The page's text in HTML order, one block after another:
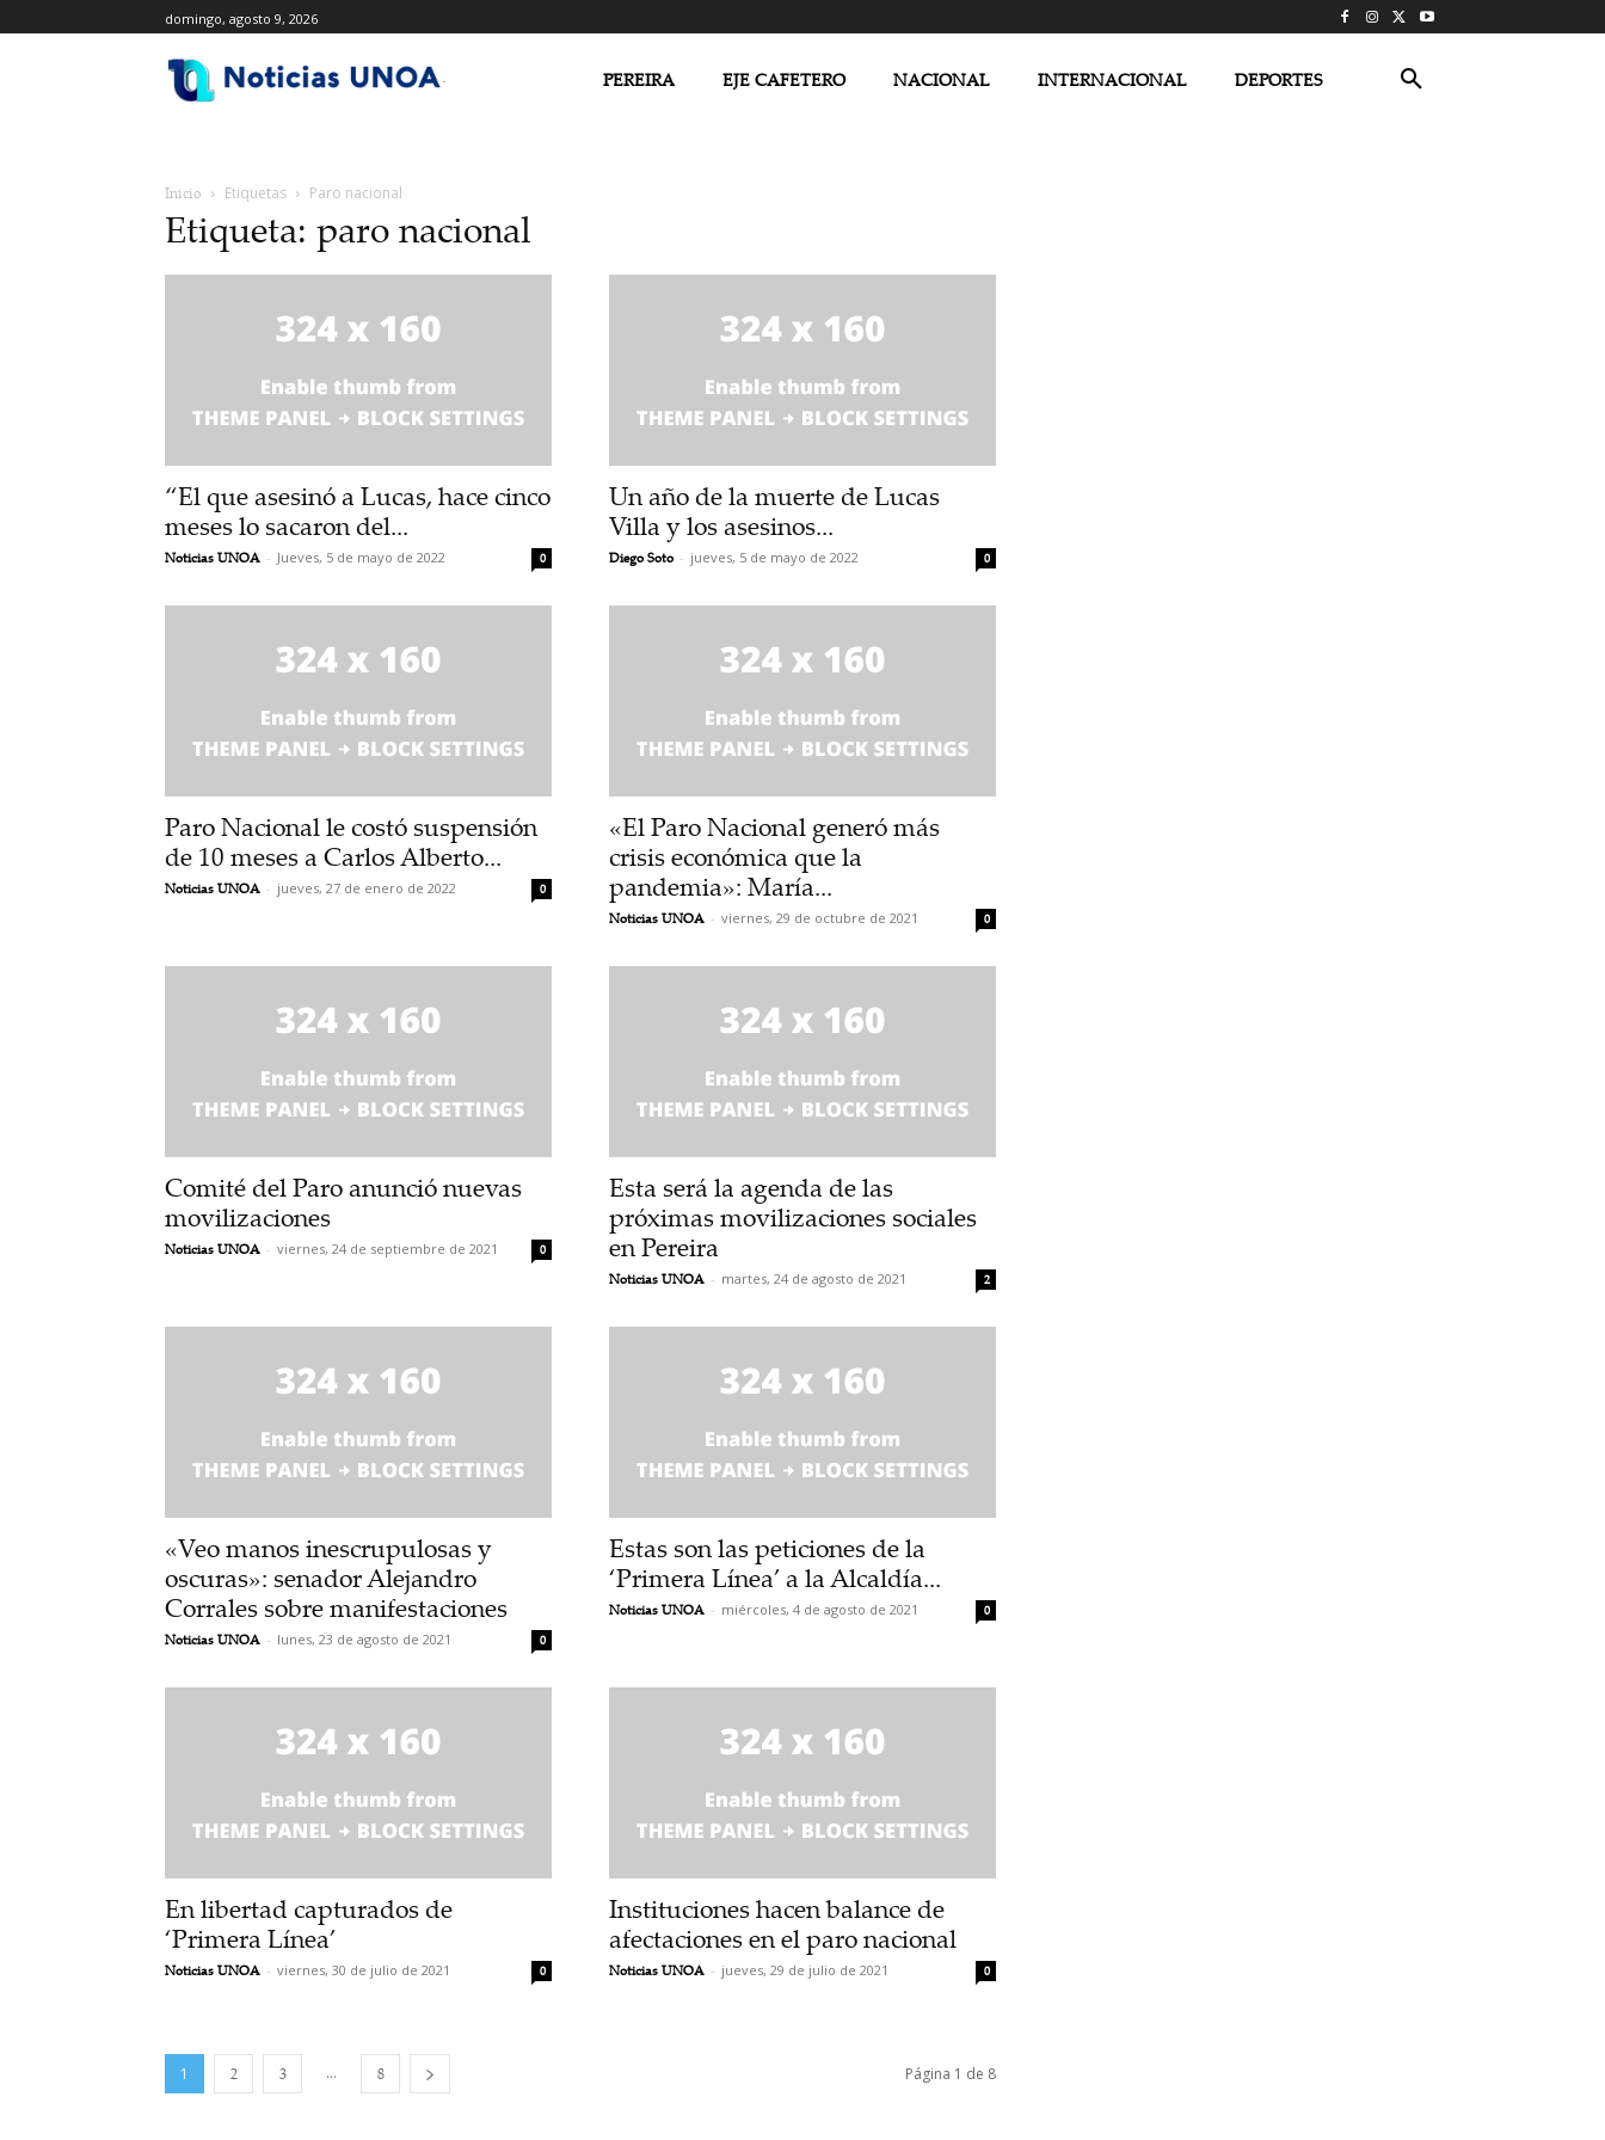
domingo, agosto 9, 2026
PEREIRA EJE CAFETERO NACIONAL INTERNACIONAL DEPORTES
Inicio Etiquetas Paro nacional
Etiqueta: paro nacional
“El que asesinó a Lucas, hace cinco
meses lo sacaron del...
Noticias UNOA - Jueves, 5 de mayo de 2022 0
Un año de la muerte de Lucas
Villa y los asesinos...
Diego Soto - jueves, 5 de mayo de 2022 0
Paro Nacional le costó suspensión
de 10 meses a Carlos Alberto...
Noticias UNOA - jueves, 27 de enero de 2022 0
«El Paro Nacional generó más
crisis económica que la
pandemia»: María...
Noticias UNOA - viernes, 29 de octubre de 2021 0
Comité del Paro anunció nuevas
movilizaciones
Noticias UNOA - viernes, 24 de septiembre de 2021 0
Esta será la agenda de las
próximas movilizaciones sociales
en Pereira
Noticias UNOA - martes, 24 de agosto de 2021 2
«Veo manos inescrupulosas y
oscuras»: senador Alejandro
Corrales sobre manifestaciones
Noticias UNOA - lunes, 23 de agosto de 2021 0
Estas son las peticiones de la
‘Primera Línea’ a la Alcaldía...
Noticias UNOA - miércoles, 4 de agosto de 2021 0
En libertad capturados de
‘Primera Línea’
Noticias UNOA - viernes, 30 de julio de 2021 0
Instituciones hacen balance de
afectaciones en el paro nacional
Noticias UNOA - jueves, 29 de julio de 2021 0
1 2 3 ... 8 Página 1 de 8